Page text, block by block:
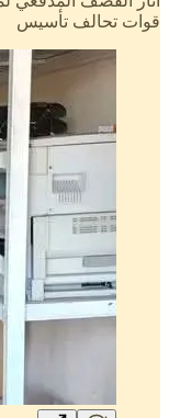
قوات تحالف تأسيس